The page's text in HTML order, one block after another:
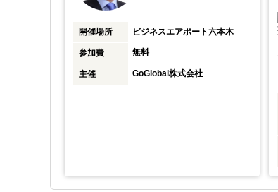
開催場所 ビジネスエアポート六本木
参加費 無料
主催 GoGlobal株式会社